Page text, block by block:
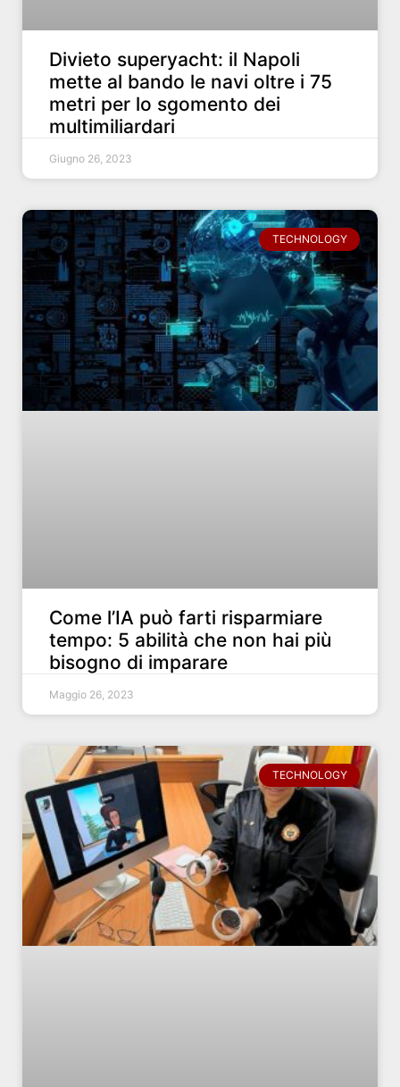
Divieto superyacht: il Napoli
mette al bando le navi oltre i 75
metri per lo sgomento dei
multimiliardari
Giugno 26, 2023
TECHNOLOGY
Come l’IA può farti risparmiare
tempo: 5 abilità che non hai più
bisogno di imparare
Maggio 26, 2023
TECHNOLOGY